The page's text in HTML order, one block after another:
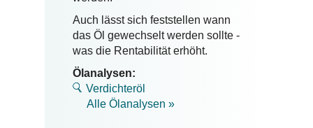
Auch lässt sich feststellen wann
das Öl gewechselt werden sollte -
was die Rentabilität erhöht.
Ölanalysen:
Verdichteröl
Alle Ölanalysen »